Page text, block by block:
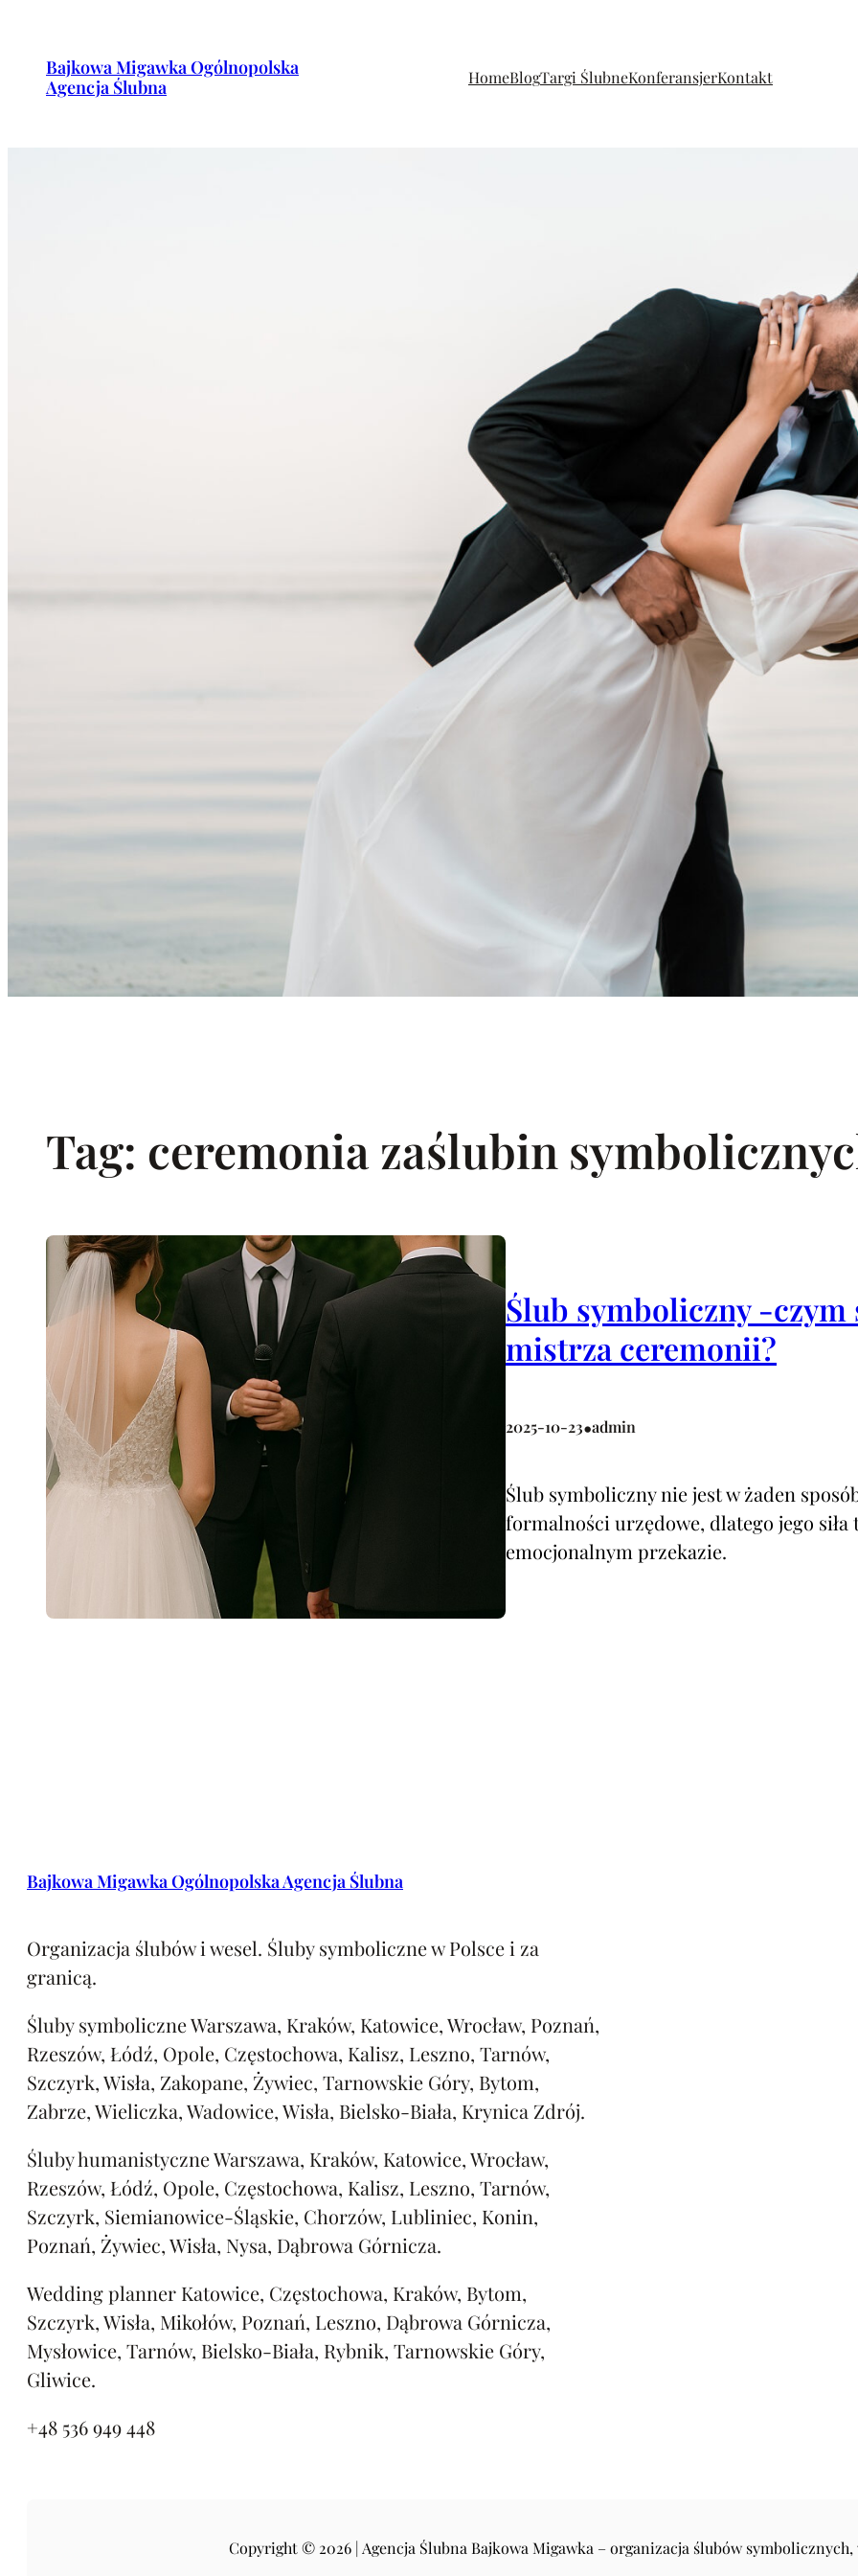
treściBajkowa Migawka Ogólnopolska
Agencja Ślubna
HomeBlogTargi ŚlubneKonferansjerKontakt
Tag: ceremonia zaślubin
Ślub symboliczny -
mistrza ceremonii?
2025-10-23•admin
Ślub symboliczny nie jest w żaden
formalności urzędowe, dlatego jego
emocjonalnym przekazie.
Bajkowa Migawka Ogólnopolska Agencja Ślubna
Organizacja ślubów i wesel. Śluby symboliczne w Polsce i za
granicą.
Śluby symboliczne Warszawa, Kraków, Katowice, Wrocław, Poznań,
Rzeszów, Łódź, Opole, Częstochowa, Kalisz, Leszno, Tarnów,
Szczyrk, Wisła, Zakopane, Żywiec, Tarnowskie Góry, Bytom,
Zabrze, Wieliczka, Wadowice, Wisła, Bielsko-Biała, Krynica Zdrój.
Śluby humanistyczne Warszawa, Kraków, Katowice, Wrocław,
Rzeszów, Łódź, Opole, Częstochowa, Kalisz, Leszno, Tarnów,
Szczyrk, Siemianowice-Śląskie, Chorzów, Lubliniec, Konin,
Poznań, Żywiec, Wisła, Nysa, Dąbrowa Górnicza.
Wedding planner Katowice, Częstochowa, Kraków, Bytom,
Szczyrk, Wisła, Mikołów, Poznań, Leszno, Dąbrowa Górnicza,
Mysłowice, Tarnów, Bielsko-Biała, Rybnik, Tarnowskie Góry,
Gliwice.
+48 536 949 448
Copyright © 2026 | Agencja Ślubna Bajkowa Migawka – organizacja ślubów